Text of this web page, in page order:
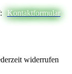
Kontaktformular
widerrufen